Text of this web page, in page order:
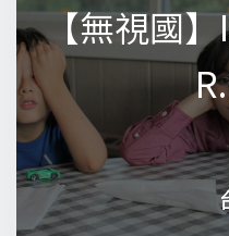
【無視國
【無視國